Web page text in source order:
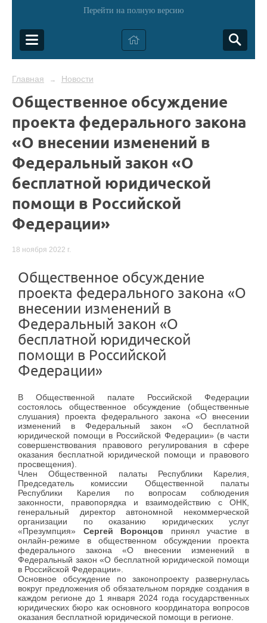
Перейти на полную версию
Главная → Новости
Общественное обсуждение
проекта федерального закона
«О внесении изменений в
Федеральный закон «О
бесплатной юридической
помощи в Российской
Федерации»
18 ноября 2022 г.
Общественное обсуждение
проекта федерального закона «О
внесении изменений в
Федеральный закон «О
бесплатной юридической
помощи в Российской
Федерации»
В Общественной палате Российской Федерации
состоялось общественное обсуждение (общественные
слушания) проекта федерального закона «О внесении
изменений в Федеральный закон «О бесплатной
юридической помощи в Российской Федерации» (в части
совершенствования правового регулирования в сфере
оказания бесплатной юридической помощи и правового
просвещения).
Член Общественной палаты Республики Карелия,
Председатель комиссии Общественной палаты
Республики Карелия по вопросам соблюдения
законности, правопорядка и взаимодействию с
ОНК,
генеральный директор автономной некоммерческой
организации по оказанию юридических услуг
«Презумпция»
Сергей Воронцов принял участие в
онлайн-режиме в общественном обсуждении проекта
федерального закона «О внесении изменений в
Федеральный закон «О бесплатной юридической помощи
в Российской Федерации».
Основное обсуждение по законопроекту развернулась
вокруг предложения об обязательном порядке создания в
каждом регионе до 1 января 2024 года государственных
юридических бюро как основного координатора вопросов
оказания бесплатной юридической помощи в регионе.